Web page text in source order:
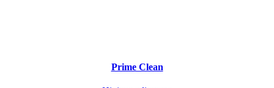
Prime Clean